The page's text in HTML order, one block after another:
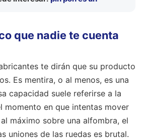
que nadie te cuenta
te dirán que su producto
Es mentira, o al menos, es una
capacidad suele referirse a la
momento en que intentas mover
máximo sobre una alfombra, el
uniones de las ruedas es brutal.